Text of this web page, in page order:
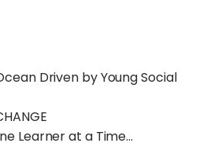
Driven by Young Social
Learner at a Time…